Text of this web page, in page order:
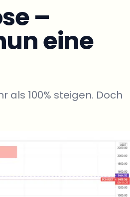
–
eine
als 100% steigen. Doch